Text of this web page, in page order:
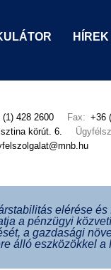
HÍREK
(1) 428 2600 Fax: +36
körút. 6.
elérése
a pénzügyi
a gazdasági
álló eszközökkel